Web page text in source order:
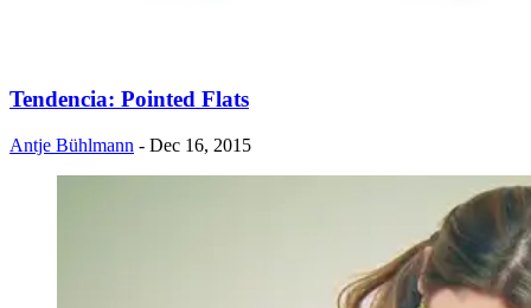
Tendencia: Pointed Flats
Antje Bühlmann - Dec 16, 2015